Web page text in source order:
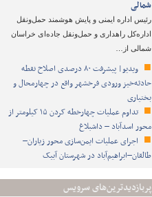
شمالی
رئیس اداره ایمنی و پایش هوشمند حمل‌ونقل
اداره‌کل راهداری و حمل‌ونقل جاده‌ای خراسان
شمالی از…
ویدیو| پیشرفت ۸۰ درصدی اصلاح نقطه
حادثه‌خیز ورودی فرخشهر واقع در چهارمحال و
بختیاری
تداوم عملیات چهارخطه کردن ۱۵ کیلومتر از
محور اسدآباد – داشبلاغ
اجرای عملیات ایمن‌سازی محور زیاران–
طالقان–ابراهیم‌آباد در شهرستان آبیک
پربازدیدترین‌های سرویس